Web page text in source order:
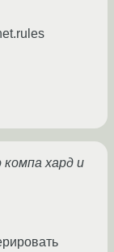
компа хард и